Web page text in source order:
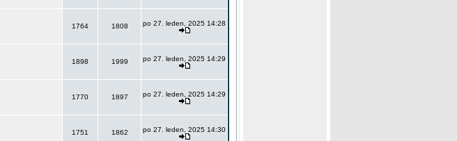
1764 1808 po 27. leden, 2025 14:28
1898 1999 po 27. leden, 2025 14:29
1770 1897 po 27. leden, 2025 14:29
1751 1862 po 27. leden, 2025 14:30